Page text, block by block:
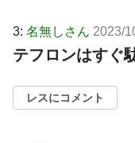
3: 名無しさん 2023/
テフロンはすぐ
レスにコメント